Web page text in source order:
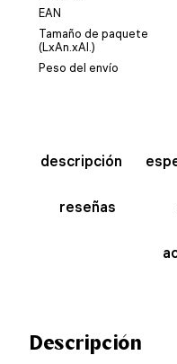
EAN
Tamaño de paquete
(LxAn.xAl.)
Peso del envío
descripción
reseñas
Descripción